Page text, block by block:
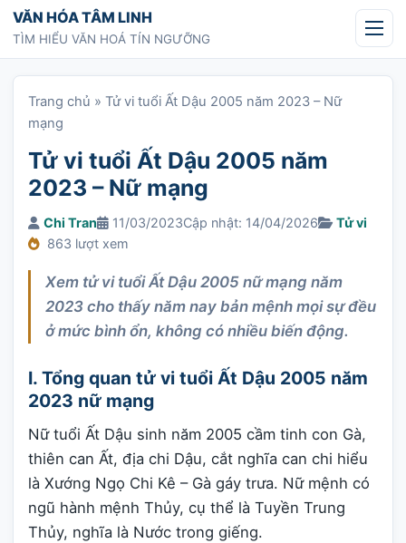
Chuyển tới nội dung
VĂN HÓA TÂM LINH
TÌM HIỂU VĂN HOÁ TÍN NGƯỠNG
Trang chủ » Tử vi tuổi Ất Dậu 2005 năm 2023 – Nữ
mạng
Tử vi tuổi Ất Dậu 2005 năm
2023 – Nữ mạng
Chi Tran 11/03/2023Cập nhật: 14/04/2026
Tử vi
863 lượt xem
Xem tử vi tuổi Ất Dậu 2005 nữ mạng năm
2023 cho thấy năm nay bản mệnh mọi sự đều
ở mức bình ổn, không có nhiều biến động.
I. Tổng quan tử vi tuổi Ất Dậu 2005 năm
2023 nữ mạng
Nữ tuổi Ất Dậu sinh năm 2005 cầm tinh con Gà,
thiên can Ất, địa chi Dậu, cắt nghĩa can chi hiểu
là Xướng Ngọ Chi Kê – Gà gáy trưa. Nữ mệnh có
ngũ hành mệnh Thủy, cụ thể là Tuyền Trung
Thủy, nghĩa là Nước trong giếng.